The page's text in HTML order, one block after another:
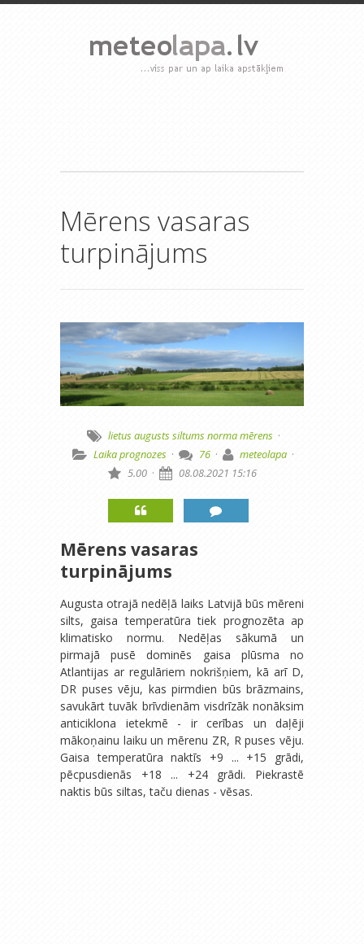
Mērens vasaras
turpinājums
lietus augusts siltums normamērens ·
Laika prognozes · 76 · meteolapa ·
5.00 · 08.08.2021 15:16
Mērens vasaras
turpinājums
Augusta otrajā nedēļā laiks Latvijā būs mēreni
silts, gaisa temperatūra tiek prognozēta ap
klimatisko normu. Nedēļas sākumā un
pirmajā pusē dominēs gaisa plūsma no
Atlantijas ar regulāriem nokrišņiem, kā arī D,
DR puses vēju, kas pirmdien būs brāzmains,
savukārt tuvāk brīvdienām visdrīzāk nonāksim
anticiklona ietekmē - ir cerības un daļēji
mākoņainu laiku un mērenu ZR, R puses vēju.
Gaisa temperatūra naktīs +9 ... +15 grādi,
pēcpusdienās +18 ... +24 grādi. Piekrastē
naktis būs siltas, taču dienas - vēsas.